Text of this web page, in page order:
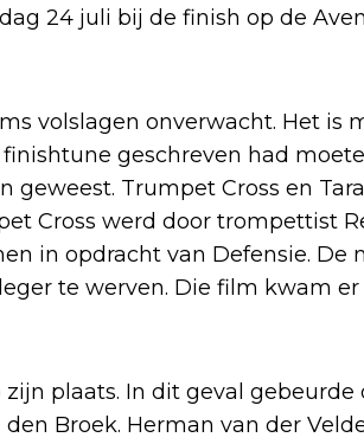
24 juli bij de finish op de
volslagen onverwacht. Het is
geschreven had
geweest. Trumpet Cross en
Cross werd door trompettist
in opdracht van Defensie. De
te werven. Die film kwam er
plaats. In dit geval
Broek. Herman van der